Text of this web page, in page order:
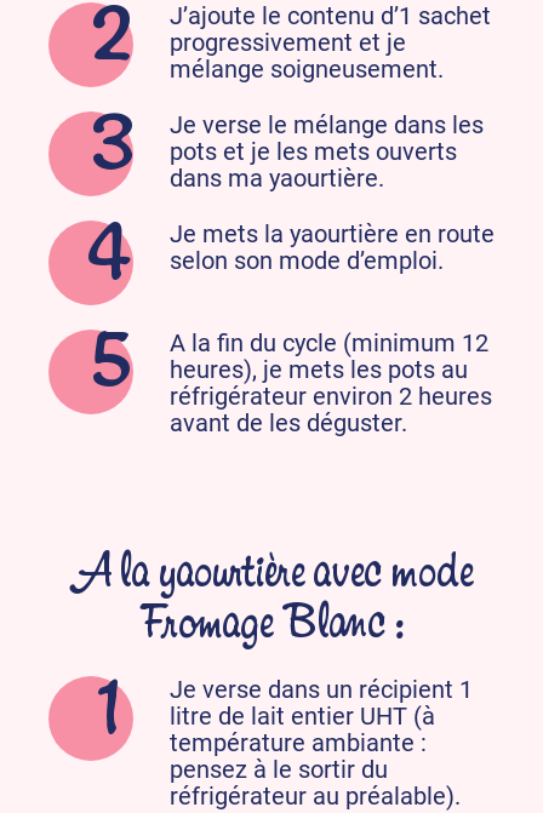
J’ajoute le contenu d’1 sachet
progressivement et je
mélange soigneusement.
Je verse le mélange dans les
pots et je les mets ouverts
dans ma yaourtière.
Je mets la yaourtière en route
selon son mode d’emploi.
A la fin du cycle (minimum 12
heures), je mets les pots au
réfrigérateur environ 2 heures
avant de les déguster.
A la yaourtière avec mode
Fromage Blanc :
Je verse dans un récipient 1
litre de lait entier UHT (à
température ambiante :
pensez à le sortir du
réfrigérateur au préalable).